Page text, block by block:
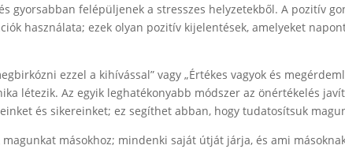
gyorsabban felépüljenek a stresszes helyzetekből. A pozitív
használata; ezek olyan pozitív kijelentések, amelyeket
ezzel a kihívással” vagy „Értékes vagyok és
létezik. Az egyik leghatékonyabb módszer az önértékelés
és sikereinket; ez segíthet abban, hogy tudatosítsuk
másokhoz; mindenki saját útját járja, és ami